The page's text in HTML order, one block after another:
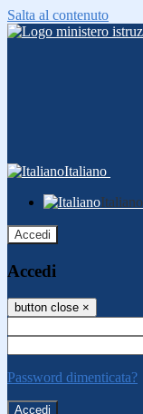
Salta al contenuto
Italiano
Italiano
Accedi
Accedi
button close ×
Password dimenticata?